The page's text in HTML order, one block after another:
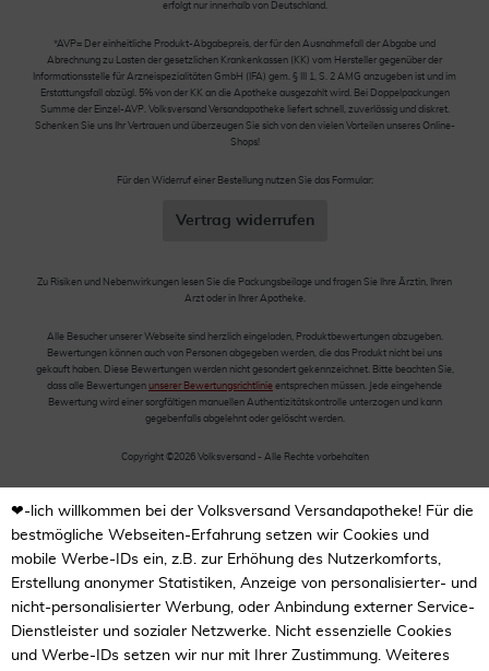
erfolgt nur innerhalb von Deutschland.
*AVP= Der einheitliche Produkt-Abgabepreis, der für den Ausnahmefall der Abgabe und
Abrechnung zu Lasten der gesetzlichen Krankenkassen (KK) vom Hersteller gegenüber der
Informationsstelle für Arzneispezialitäten GmbH (IFA) gem. § III 1, S. 2 AMG anzugeben ist und im
Erstattungsfall abzügl. 5% von der KK an die Apotheke ausgezahlt wird. Bei Doppelpackungen
Summe der Einzel-AVP. Volksversand Versandapotheke liefert schnell, zuverlässig und diskret.
Schenken Sie uns Ihr Vertrauen und überzeugen Sie sich von den vielen Vorteilen unseres Online-
Shops!
Für den Widerruf einer Bestellung nutzen Sie das Formular:
Vertrag widerrufen
Zu Risiken und Nebenwirkungen lesen Sie die Packungsbeilage und fragen Sie Ihre Ärztin, Ihren
Arzt oder in Ihrer Apotheke.
Alle Besucher unserer Webseite sind herzlich eingeladen, Produktbewertungen abzugeben.
Bewertungen können auch von Personen abgegeben werden, die das Produkt nicht bei uns
gekauft haben. Diese Bewertungen werden nicht gesondert gekennzeichnet. Bitte beachten Sie,
dass alle Bewertungen unserer Bewertungsrichtlinie entsprechen müssen. Jede eingehende
Bewertung wird einer sorgfältigen manuellen Authentizitätskontrolle unterzogen und kann
gegebenfalls abgelehnt oder gelöscht werden.
Copyright ©2026 Volksversand - Alle Rechte vorbehalten
❤-lich willkommen bei der Volksversand Versandapotheke! Für die
bestmögliche Webseiten-Erfahrung setzen wir Cookies und
mobile Werbe-IDs ein, z.B. zur Erhöhung des Nutzerkomforts,
Erstellung anonymer Statistiken, Anzeige von personalisierter- und
nicht-personalisierter Werbung, oder Anbindung externer Service-
Dienstleister und sozialer Netzwerke. Nicht essenzielle Cookies
und Werbe-IDs setzen wir nur mit Ihrer Zustimmung. Weiteres